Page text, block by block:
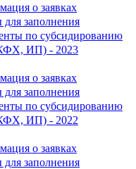
о заявках
заполнения
по субсидированию
ИП) - 2023
о заявках
заполнения
по субсидированию
ИП) - 2022
о заявках
заполнения